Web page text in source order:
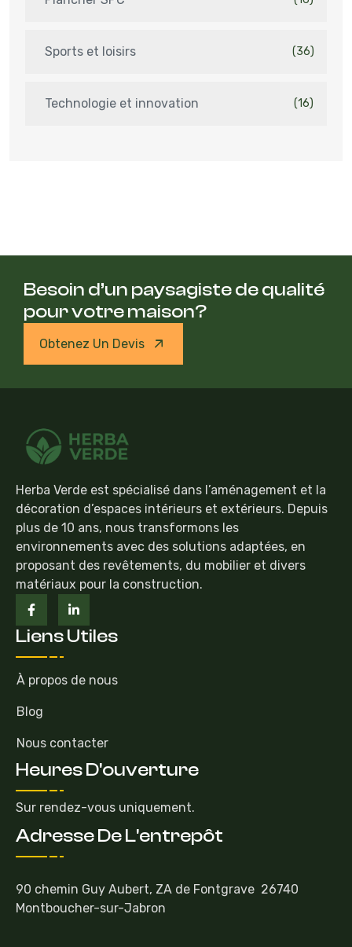
Sports et loisirs (36)
Technologie et innovation (16)
Besoin d’un paysagiste de qualité
pour votre maison?
Obtenez Un Devis
Herba Verde est spécialisé dans l’aménagement et la
décoration d’espaces intérieurs et extérieurs. Depuis
plus de 10 ans, nous transformons les
environnements avec des solutions adaptées, en
proposant des revêtements, du mobilier et divers
matériaux pour la construction.
Liens Utiles
À propos de nous
Blog
Nous contacter
Heures D'ouverture
Sur rendez-vous uniquement.
Adresse De L'entrepôt
90 chemin Guy Aubert, ZA de Fontgrave 26740
Montboucher-sur-Jabron